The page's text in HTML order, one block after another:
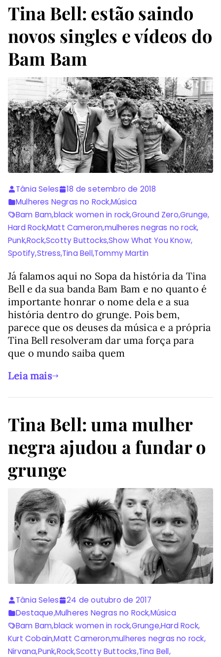
Tina Bell: estão saindo
novos singles e vídeos do
Bam Bam
Tânia Seles
18 de setembro de 2018
Mulheres Negras no Rock,Música
Bam Bam,black women in rock,Ground Zero,Grunge,
Hard Rock,Matt Cameron,mulheres negras no rock,
Punk,Rock,Scotty Buttocks,Show What You Know,
Spotify,Stress,Tina Bell,Tommy Martin
Já falamos aqui no Sopa da história da Tina
Bell e da sua banda Bam Bam e no quanto é
importante honrar o nome dela e a sua
história dentro do grunge. Pois bem,
parece que os deuses da música e a própria
Tina Bell resolveram dar uma força para
que o mundo saiba quem
Leia mais
Tina Bell: uma mulher
negra ajudou a fundar o
grunge
Tânia Seles
24 de outubro de 2017
Destaque,Mulheres Negras no Rock,Música
Bam Bam,black women in rock,Grunge,Hard Rock,
Kurt Cobain,Matt Cameron,mulheres negras no rock,
Nirvana,Punk,Rock,Scotty Buttocks,Tina Bell,